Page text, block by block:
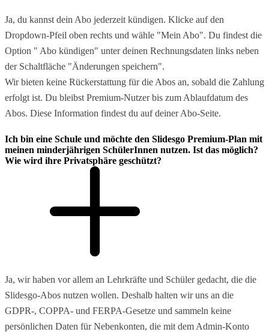
Ja, du kannst dein Abo jederzeit kündigen. Klicke auf den
Dropdown-Pfeil oben rechts und wähle "Mein Abo". Du findest die
Option " Abo kündigen" unter deinen Rechnungsdaten links neben
der Schaltfläche "Änderungen speichern".
Wir bieten keine Rückerstattung für die Abos an, sobald die Zahlung
erfolgt ist. Du bleibst Premium-Nutzer bis zum Ablaufdatum des
Abos. Diese Information findest du auf deiner Abo-Seite.
Ich bin eine Schule und möchte den Slidesgo Premium-Plan mit
meinen minderjährigen SchülerInnen nutzen. Ist das möglich?
Wie wird ihre Privatsphäre geschützt?
Ja, wir haben vor allem an Lehrkräfte und Schüler gedacht, die die
Slidesgo-Abos nutzen wollen. Deshalb halten wir uns an die
GDPR-, COPPA- und FERPA-Gesetze und sammeln keine
persönlichen Daten für Nebenkonten, die mit dem Admin-Konto